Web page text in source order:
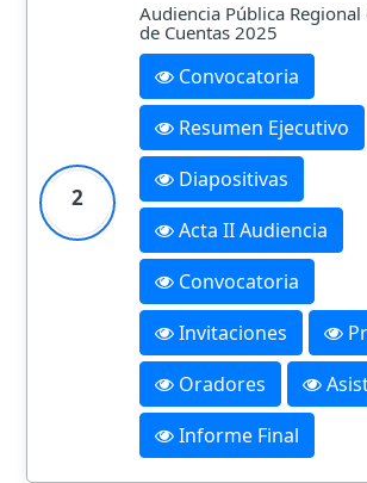
2
Audiencia Pública Regional
de Cuentas 2025
Convocatoria
Resumen Ejecutivo
Diapositivas
Acta II Audiencia
Convocatoria
Invitaciones
Oradores
Informe Final